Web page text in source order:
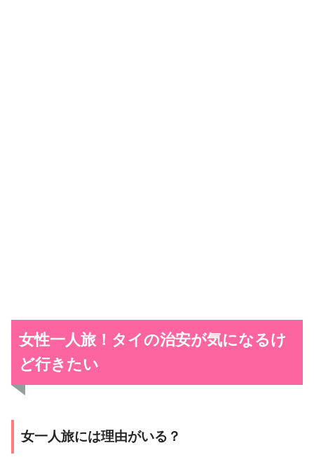
女性一人旅！タイの治安が気になるけ
ど行きたい
女一人旅には理由がいる？